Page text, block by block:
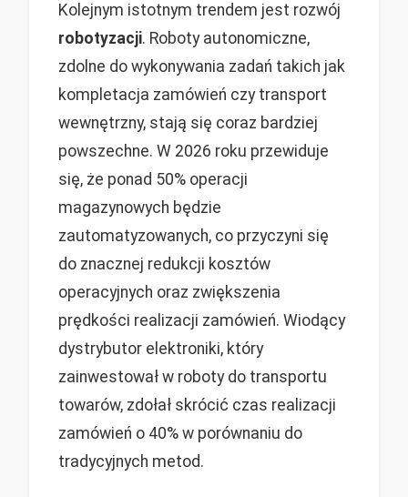
Kolejnym istotnym trendem jest rozwój
robotyzacji. Roboty autonomiczne,
zdolne do wykonywania zadań takich jak
kompletacja zamówień czy transport
wewnętrzny, stają się coraz bardziej
powszechne. W 2026 roku przewiduje
się, że ponad 50% operacji
magazynowych będzie
zautomatyzowanych, co przyczyni się
do znacznej redukcji kosztów
operacyjnych oraz zwiększenia
prędkości realizacji zamówień. Wiodący
dystrybutor elektroniki, który
zainwestował w roboty do transportu
towarów, zdołał skrócić czas realizacji
zamówień o 40% w porównaniu do
tradycyjnych metod.